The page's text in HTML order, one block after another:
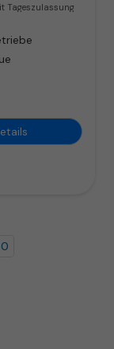
Tageszulassung